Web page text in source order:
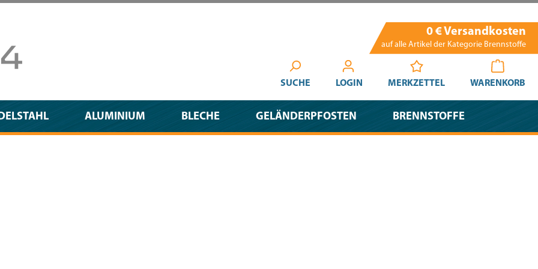
0 € Versandkosten
auf alle Artikel der Kategorie Brennstoffe
SUCHE LOGIN MERKZETTEL WARENKORB
ALUMINIUM BLECHE GELÄNDERPFOSTEN BRENNSTOFFE